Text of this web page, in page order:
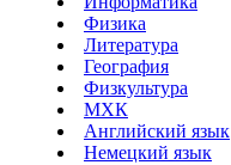
Физика
Литература
География
Физкультура
МХК
Английский язык
Немецкий язык